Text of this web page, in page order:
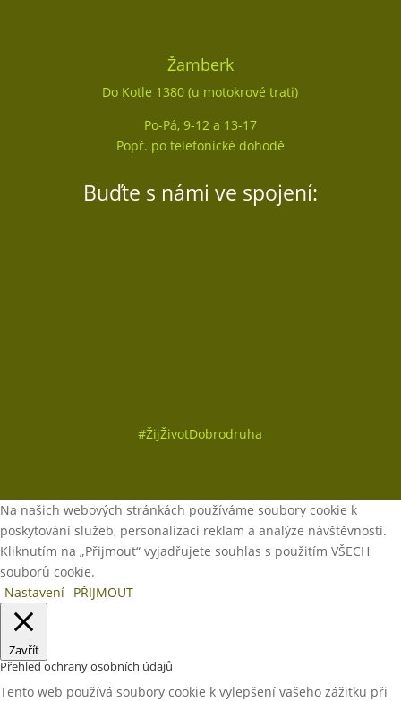
Žamberk
Do Kotle 1380 (u motokrové trati)
Po-Pá, 9-12 a 13-17
Popř. po telefonické dohodě
Buďte s námi ve spojení:
#ŽijŽivotDobrodruha
Na našich webových stránkách používáme soubory cookie k
poskytování služeb, personalizaci reklam a analýze návštěvnosti.
Kliknutím na „Přijmout“ vyjadřujete souhlas s použitím VŠECH
souborů cookie.
Nastavení PŘIJMOUT
Zavřít
Přehled ochrany osobních údajů
Tento web používá soubory cookie k vylepšení vašeho zážitku při